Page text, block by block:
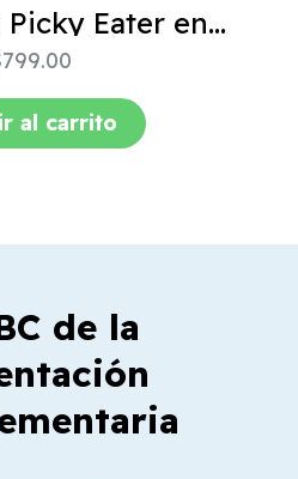
Libro Ayuda Picky Eater en casa
799.00
al carrito
de la